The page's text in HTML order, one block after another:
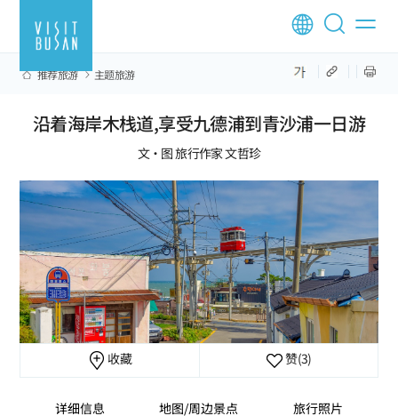
推荐旅游 主题旅游
沿着海岸木栈道,享受九德浦到青沙浦一日游
文·图 旅行作家 文哲珍
收藏 赞(3)
详细信息 地图/周边景点 旅行照片